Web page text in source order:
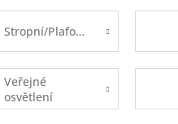
Stropní/Plafoniery
Veřejné
osvětlení